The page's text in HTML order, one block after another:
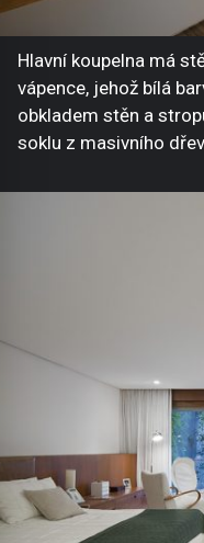
Hlavní koupelna má
vápence, jehož bílá
obkladem stěn a
soklu z masivního